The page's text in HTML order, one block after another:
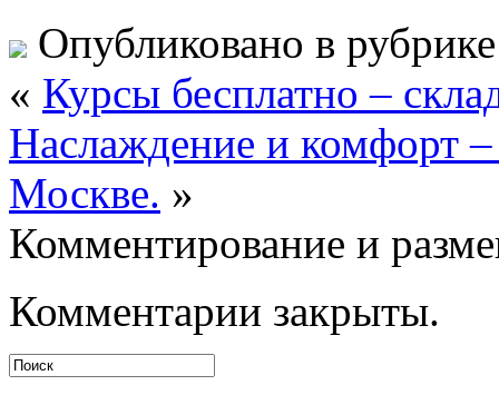
Опубликовано в
« Курсы бесплатно –
Наслаждение и комфорт
Москве. »
Комментирование и
Комментарии закрыты.